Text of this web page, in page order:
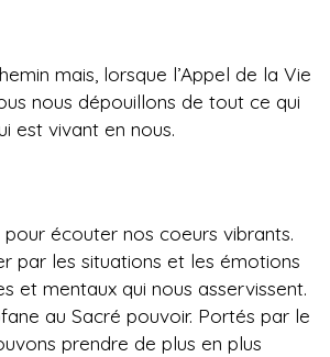
mais, lorsque l’Appel de la Vie
nous dépouillons de tout ce qui
est vivant en nous.
écouter nos coeurs vibrants.
par les situations et les émotions
et mentaux qui nous asservissent.
au Sacré pouvoir. Portés par le
prendre de plus en plus